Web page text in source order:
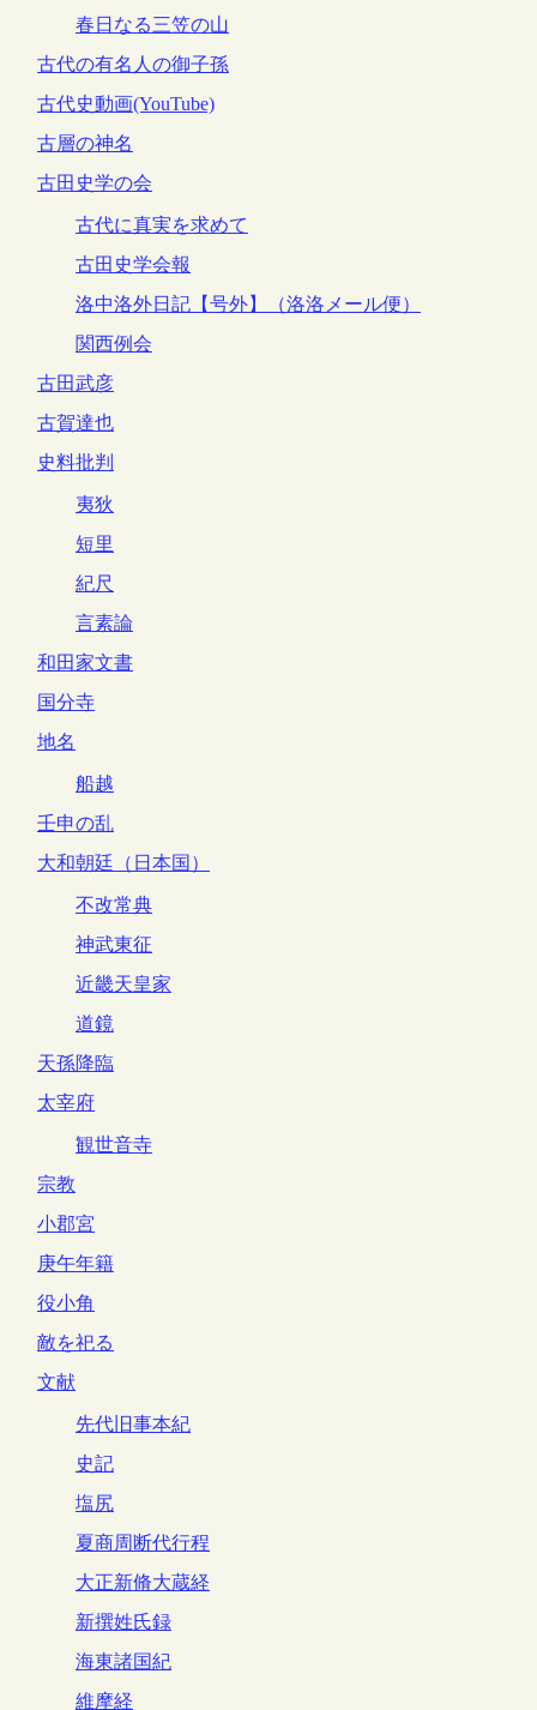
春日なる三笠の山
古代の有名人の御子孫
古代史動画(YouTube)
古層の神名
古田史学の会
古代に真実を求めて
古田史学会報
洛中洛外日記【号外】（洛洛メール便）
関西例会
古田武彦
古賀達也
史料批判
夷狄
短里
紀尺
言素論
和田家文書
国分寺
地名
船越
壬申の乱
大和朝廷（日本国）
不改常典
神武東征
近畿天皇家
道鏡
天孫降臨
太宰府
観世音寺
宗教
小郡宮
庚午年籍
役小角
敵を祀る
文献
先代旧事本紀
史記
塩尻
夏商周断代行程
大正新脩大蔵経
新撰姓氏録
海東諸国紀
維摩経